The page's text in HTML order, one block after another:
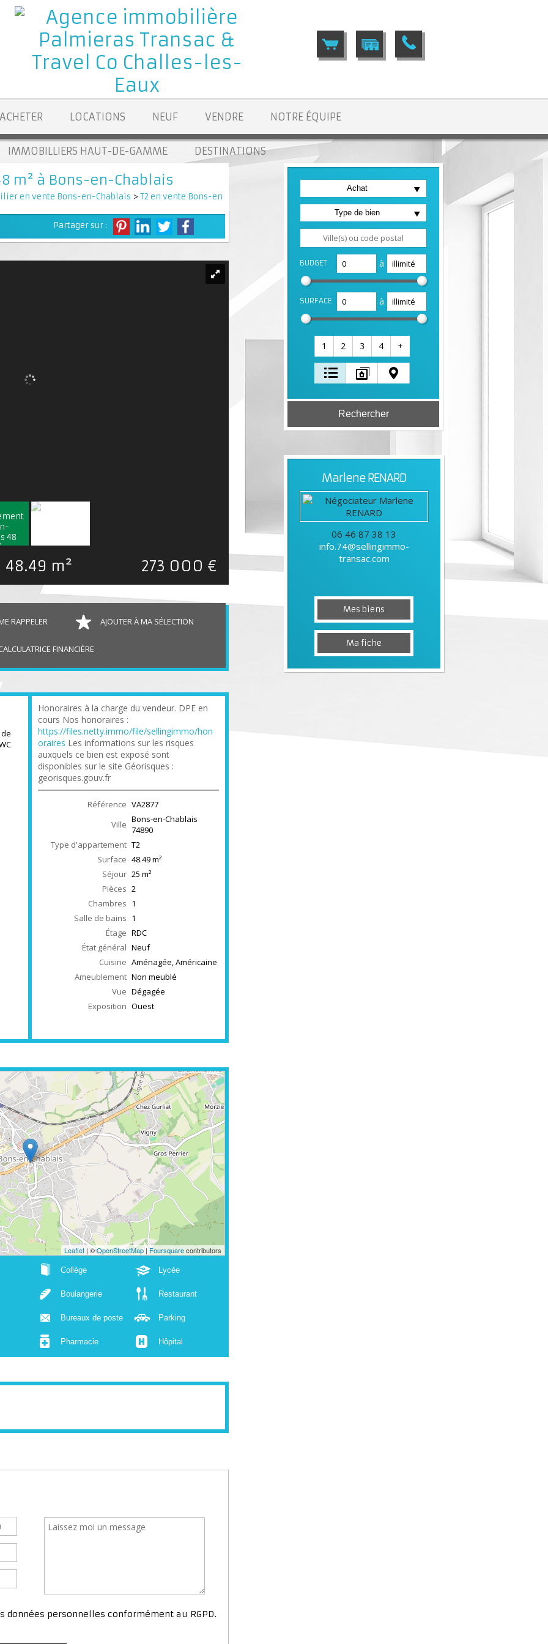
ACHETER LOCATIONS NEUF VENDRE NOTRE ÉQUIPE
IMMOBILLIERS HAUT-DE-GAMME DESTINATIONS
Achat
Type de bien
BUDGET à
SURFACE à
1 2 3 4 +
MarleneRENARD
06 46 87 38 13
info.74@sellingimmo-
transac.com
Mes biens
Ma fiche
m² à Bons-en-Chablais
en vente Bons-en-Chablais > T2 en vente Bons-en-Chablais > T2 VA2877
Partager sur :
48.49 m² 273 000 €
RAPPELER AJOUTER À MA SÉLECTION
FINANCIÈRE
Honoraires à la charge du vendeur. DPE en
cours Nos honoraires :
https://files.netty.immo/file/sellingimmo/hon
oraires Les informations sur les risques
auxquels ce bien est exposé sont
disponibles sur le site Géorisques :
georisques.gouv.fr
Référence VA2877
Ville Bons-en-Chablais
74890
Type d'appartement T2
Surface 48.49m²
Séjour 25 m²
Pièces 2
Chambres 1
Salle de bains 1
Étage RDC
État général Neuf
Cuisine Aménagée, Américaine
Ameublement Non meublé
Vue Dégagée
Exposition Ouest
Leaflet | ©OpenStreetMap |Foursquarecontributors
Collège Lycée
Boulangerie Restaurant
Bureaux de poste Parking
Pharmacie Hôpital
données personnelles conformément au RGPD.